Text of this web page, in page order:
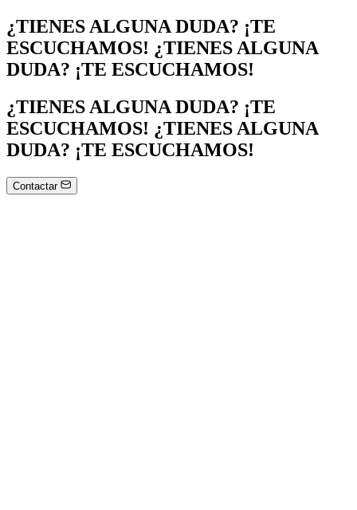
¿TIENES ALGUNA DUDA? ¡TE
ESCUCHAMOS! ¿TIENES ALGUNA
DUDA? ¡TE ESCUCHAMOS!
¿TIENES ALGUNA DUDA? ¡TE
ESCUCHAMOS! ¿TIENES ALGUNA
DUDA? ¡TE ESCUCHAMOS!
Contactar